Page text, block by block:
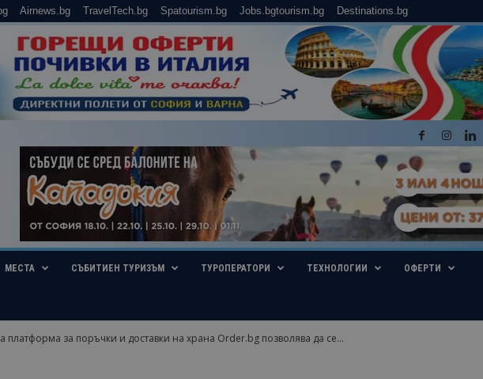
Airnews.bg TravelTech.bg Spatourism.bg Jobs.bgtourism.bg Destinations.bg
МЕСТА СЪБИТИЕН ТУРИЗЪМ ТУРОПЕРАТОРИ ТЕХНОЛОГИИ ОФЕРТИ
платформа за поръчки и доставки на храна Order.bg позволява да се...